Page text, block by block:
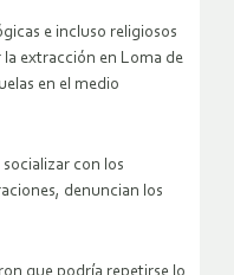
e incluso religiosos
extracción en Loma de
en el medio
con los
denuncian los